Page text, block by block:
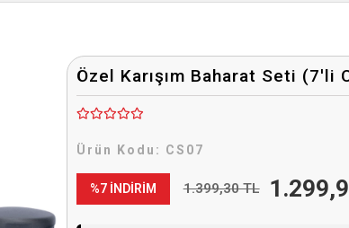
Özel Karışım Baharat Seti (7'li
Ürün Kodu: CS07
%7 İNDİRİM 1.399,30 TL